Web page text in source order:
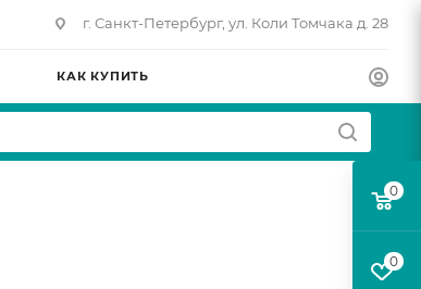
г. Санкт-Петербург, ул. Коли Томчака д. 28
КАК КУПИТЬ
0
0